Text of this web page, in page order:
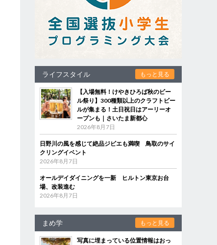
ライフスタイル もっと見る
【入場無料！けやきひろば秋のビー
ル祭り】300種類以上のクラフトビー
ルが集まる！土日祝日はアーリーオ
ープンも｜さいたま新都心
2026年8月7日
日野川の風を感じて絶品ジビエも満喫 鳥取のサイ
クリングイベント
2026年8月7日
オールデイダイニングを一新 ヒルトン東京お台
場、改装進む
2026年8月7日
まめ学 もっと見る
写真に埋まっている位置情報はおっ